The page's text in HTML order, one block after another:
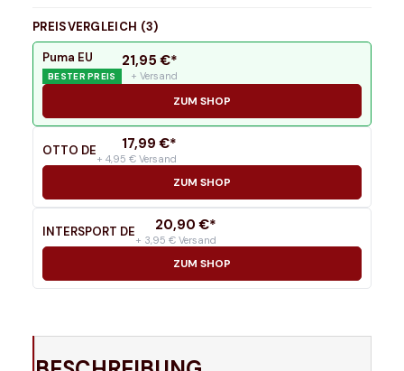
PREISVERGLEICH (3)
Puma EU
BESTER PREIS
21,95 €*
+ Versand
ZUM SHOP
OTTO DE 17,99 €*
+ 4,95 € Versand
ZUM SHOP
INTERSPORT DE 20,90 €*
+ 3,95 € Versand
ZUM SHOP